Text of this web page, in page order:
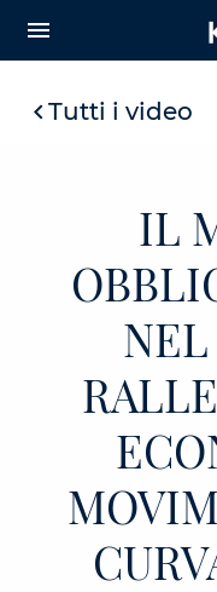
menu
Tutti i video
IL